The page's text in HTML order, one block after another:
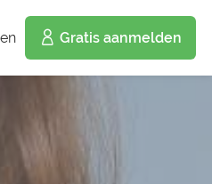
Gratis aanmelden